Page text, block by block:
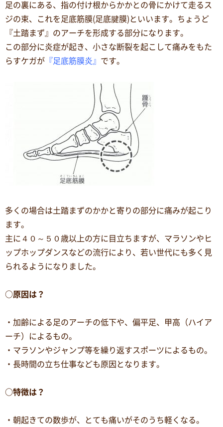
足の裏にある、指の付け根からかかとの骨にかけて走るス
ジの束、これを足底筋膜(足底腱膜)といいます。ちょうど
『土踏まず』のアーチを形成する部分になります。
この部分に炎症が起き、小さな断裂を起こして痛みをもた
らすケガが 『足底筋膜炎』 です。
多くの場合は土踏まずのかかと寄りの部分に痛みが起こり
ます。
主に４０～５０歳以上の方に目立ちますが、マラソンやヒ
ップホップダンスなどの流行により、若い世代にも多く見
られるようになりました。
○原因は？
・加齢による足のアーチの低下や、偏平足、甲高（ハイア
ーチ）によるもの。
・マラソンやジャンプ等を繰り返すスポーツによるもの。
・長時間の立ち仕事なども原因となります。
○特徴は？
・朝起きての数歩が、とても痛いがそのうち軽くなる。